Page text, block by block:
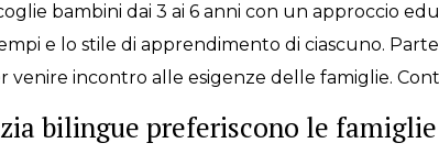
bambini dai 3 ai 6 anni con un approccio
e lo stile di apprendimento di ciascuno.
incontro alle esigenze delle famiglie.
bilingue preferiscono le